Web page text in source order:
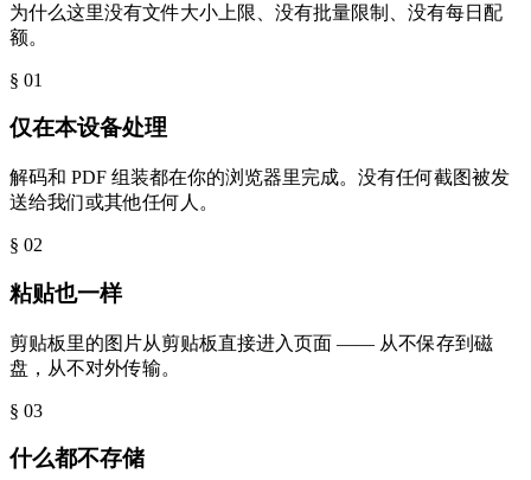
为什么这里没有文件大小上限、没有批量限制、没有每日配
额。
§ 01
仅在本设备处理
解码和 PDF 组装都在你的浏览器里完成。没有任何截图被发
送给我们或其他任何人。
§ 02
粘贴也一样
剪贴板里的图片从剪贴板直接进入页面 —— 从不保存到磁
盘，从不对外传输。
§ 03
什么都不存储